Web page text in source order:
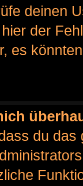
deinen
der
es
du